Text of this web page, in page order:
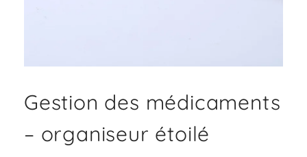
Gestion des médicaments
– organiseur étoilé